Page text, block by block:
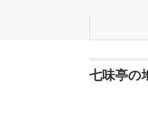
七味亭の